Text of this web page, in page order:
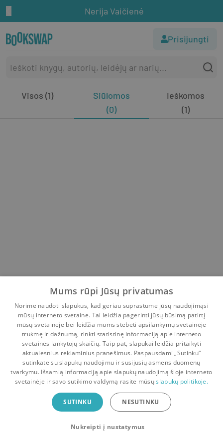
Nerija Vaičienė
Prisijungti
Visos (1)
Siūlomos
(0)
Ieškomos
(1)
Pradinis Krepšelis Pokalbiai Pranešimai Paskyra
Bookswap programėlė
Mainykis knygomis dar patogiau!
Uždaryti
Mums rūpi Jūsų privatumas
Norime naudoti slapukus, kad geriau suprastume jūsų naudojimąsi
mūsų interneto svetaine. Tai leidžia pagerinti jūsų būsimą patirtį
mūsų svetainėje bei leidžia mums stebėti apsilankymų svetainėje
trukmę ir dažnumą, rinkti statistinę informaciją apie interneto
svetainės lankytojų skaičių. Taip pat, slapukai leidžia pritaikyti
aktualesnius reklaminius pranešimus. Paspausdami „Sutinku“
sutinkate su slapukų naudojimu ir susijusių asmens duomenų
tvarkymu. Išsamią informaciją apie slapukų naudojimą šioje interneto
svetainėje ir savo sutikimo valdymą rasite mūsųslapukų politikoje.
SUTINKU NESUTINKU
Nukreipti į nustatymus